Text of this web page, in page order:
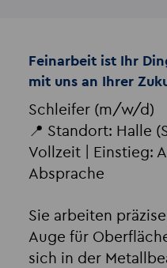
Feinarbeit ist Ihr
mit uns an Ihrer
Schleifer (m/w/d)
📍 Standort: Halle
Vollzeit | Einstieg:
Absprache
Sie arbeiten
Auge für
sich in der